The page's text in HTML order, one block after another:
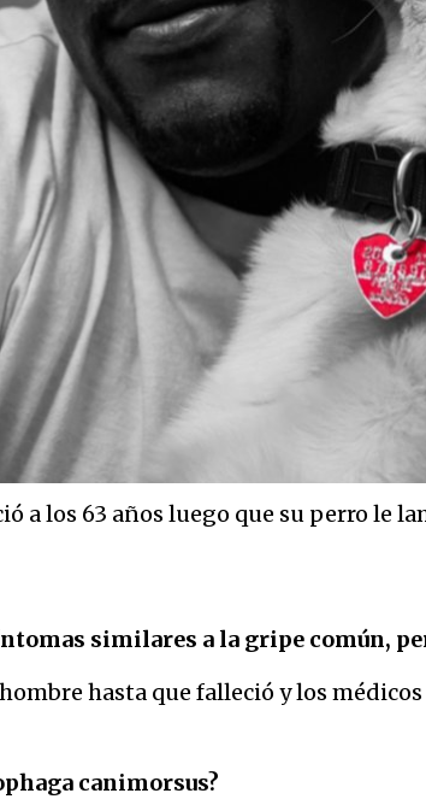
a los 63 años luego que su perro le
similares a la gripe común,
hasta que falleció y los
canimorsus?